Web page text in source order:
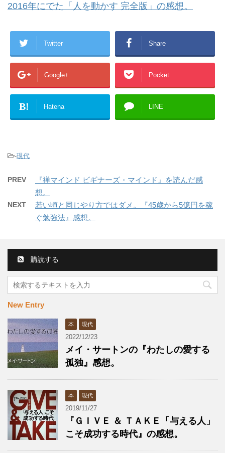
2016年にでた「人を動かす 完全版」の感想。
Twitter Share
Google+ Pocket
B! Hatena LINE
-現代
PREV
『禅マインド ビギナーズ・マインド』を読んだ感
想。
NEXT
若い頃と同じやり方ではダメ。『45歳から5億円を稼
ぐ勉強法』感想。
購読する
New Entry
本 現代
2022/12/23
メイ・サートンの『わたしの愛する
孤独』感想。
本 現代
2019/11/27
『ＧＩＶＥ ＆ ＴＡＫＥ「与える人」
こそ成功する時代』の感想。